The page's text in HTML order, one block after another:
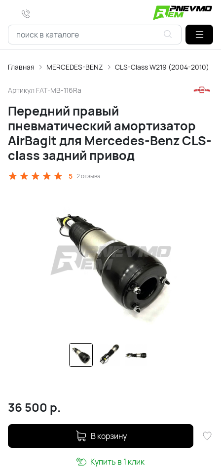
Главная MERCEDES-BENZ CLS-Class W219 (2004-2010)
Артикул FAT-MB-116Ra
Передний правый
пневматический амортизатор
AirBagit для Mercedes-Benz CLS-
class задний привод
5 2 отзыва
36 500 р.
В корзину
Купить в 1 клик